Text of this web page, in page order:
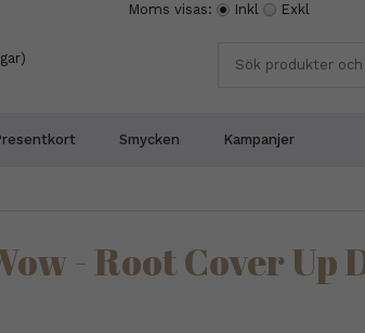
Moms visas: Inkl Exkl
Smycken Kampanjer
- Root Cover Up